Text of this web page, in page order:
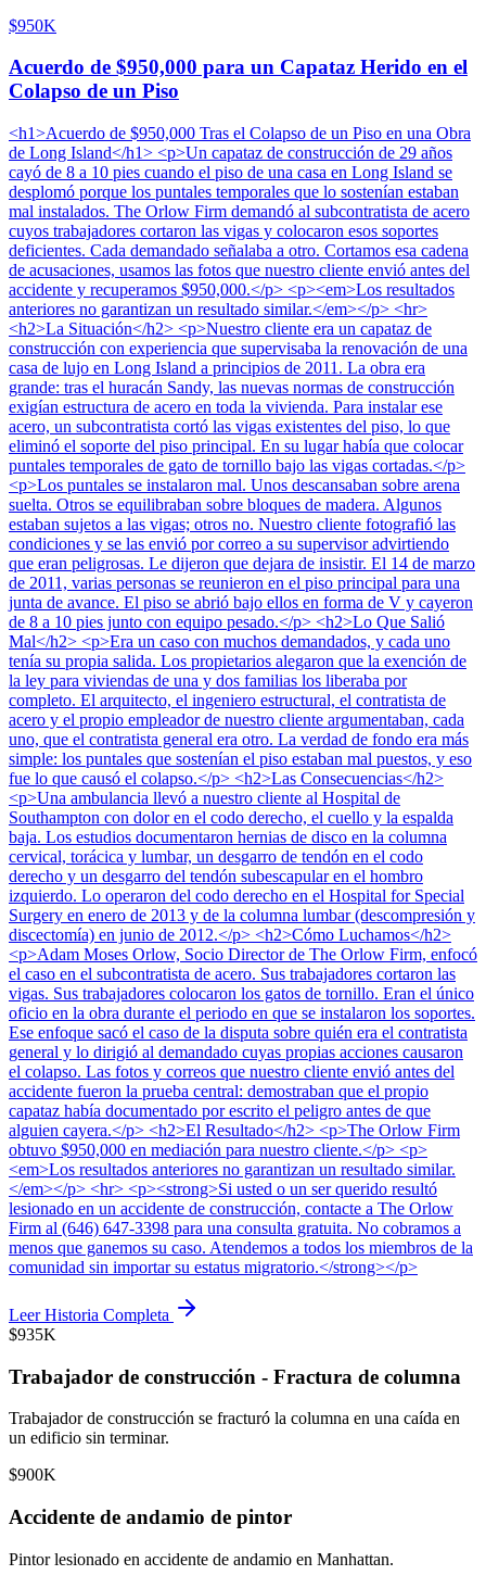
$950K
Acuerdo de $950,000 para un Capataz Herido en el
Colapso de un Piso
<h1>Acuerdo de $950,000 Tras el Colapso de un Piso en una Obra
de Long Island</h1> <p>Un capataz de construcción de 29 años
cayó de 8 a 10 pies cuando el piso de una casa en Long Island se
desplomó porque los puntales temporales que lo sostenían estaban
mal instalados. The Orlow Firm demandó al subcontratista de acero
cuyos trabajadores cortaron las vigas y colocaron esos soportes
deficientes. Cada demandado señalaba a otro. Cortamos esa cadena
de acusaciones, usamos las fotos que nuestro cliente envió antes del
accidente y recuperamos $950,000.</p> <p><em>Los resultados
anteriores no garantizan un resultado similar.</em></p> <hr>
<h2>La Situación</h2> <p>Nuestro cliente era un capataz de
construcción con experiencia que supervisaba la renovación de una
casa de lujo en Long Island a principios de 2011. La obra era
grande: tras el huracán Sandy, las nuevas normas de construcción
exigían estructura de acero en toda la vivienda. Para instalar ese
acero, un subcontratista cortó las vigas existentes del piso, lo que
eliminó el soporte del piso principal. En su lugar había que colocar
puntales temporales de gato de tornillo bajo las vigas cortadas.</p>
<p>Los puntales se instalaron mal. Unos descansaban sobre arena
suelta. Otros se equilibraban sobre bloques de madera. Algunos
estaban sujetos a las vigas; otros no. Nuestro cliente fotografió las
condiciones y se las envió por correo a su supervisor advirtiendo
que eran peligrosas. Le dijeron que dejara de insistir. El 14 de marzo
de 2011, varias personas se reunieron en el piso principal para una
junta de avance. El piso se abrió bajo ellos en forma de V y cayeron
de 8 a 10 pies junto con equipo pesado.</p> <h2>Lo Que Salió
Mal</h2> <p>Era un caso con muchos demandados, y cada uno
tenía su propia salida. Los propietarios alegaron que la exención de
la ley para viviendas de una y dos familias los liberaba por
completo. El arquitecto, el ingeniero estructural, el contratista de
acero y el propio empleador de nuestro cliente argumentaban, cada
uno, que el contratista general era otro. La verdad de fondo era más
simple: los puntales que sostenían el piso estaban mal puestos, y eso
fue lo que causó el colapso.</p> <h2>Las Consecuencias</h2>
<p>Una ambulancia llevó a nuestro cliente al Hospital de
Southampton con dolor en el codo derecho, el cuello y la espalda
baja. Los estudios documentaron hernias de disco en la columna
cervical, torácica y lumbar, un desgarro de tendón en el codo
derecho y un desgarro del tendón subescapular en el hombro
izquierdo. Lo operaron del codo derecho en el Hospital for Special
Surgery en enero de 2013 y de la columna lumbar (descompresión y
discectomía) en junio de 2012.</p> <h2>Cómo Luchamos</h2>
<p>Adam Moses Orlow, Socio Director de The Orlow Firm, enfocó
el caso en el subcontratista de acero. Sus trabajadores cortaron las
vigas. Sus trabajadores colocaron los gatos de tornillo. Eran el único
oficio en la obra durante el periodo en que se instalaron los soportes.
Ese enfoque sacó el caso de la disputa sobre quién era el contratista
general y lo dirigió al demandado cuyas propias acciones causaron
el colapso. Las fotos y correos que nuestro cliente envió antes del
accidente fueron la prueba central: demostraban que el propio
capataz había documentado por escrito el peligro antes de que
alguien cayera.</p> <h2>El Resultado</h2> <p>The Orlow Firm
obtuvo $950,000 en mediación para nuestro cliente.</p> <p>
<em>Los resultados anteriores no garantizan un resultado similar.
</em></p> <hr> <p><strong>Si usted o un ser querido resultó
lesionado en un accidente de construcción, contacte a The Orlow
Firm al (646) 647-3398 para una consulta gratuita. No cobramos a
menos que ganemos su caso. Atendemos a todos los miembros de la
comunidad sin importar su estatus migratorio.</strong></p>
Leer Historia Completa
$935K
Trabajador de construcción - Fractura de columna
Trabajador de construcción se fracturó la columna en una caída en
un edificio sin terminar.
$900K
Accidente de andamio de pintor
Pintor lesionado en accidente de andamio en Manhattan.